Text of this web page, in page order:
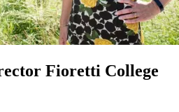
Fioretti College